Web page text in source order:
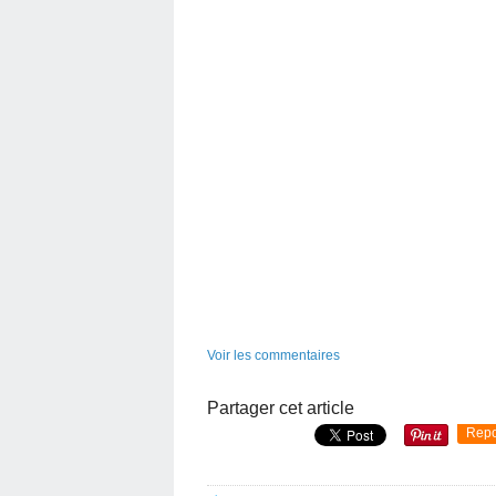
Voir les commentaires
Partager cet article